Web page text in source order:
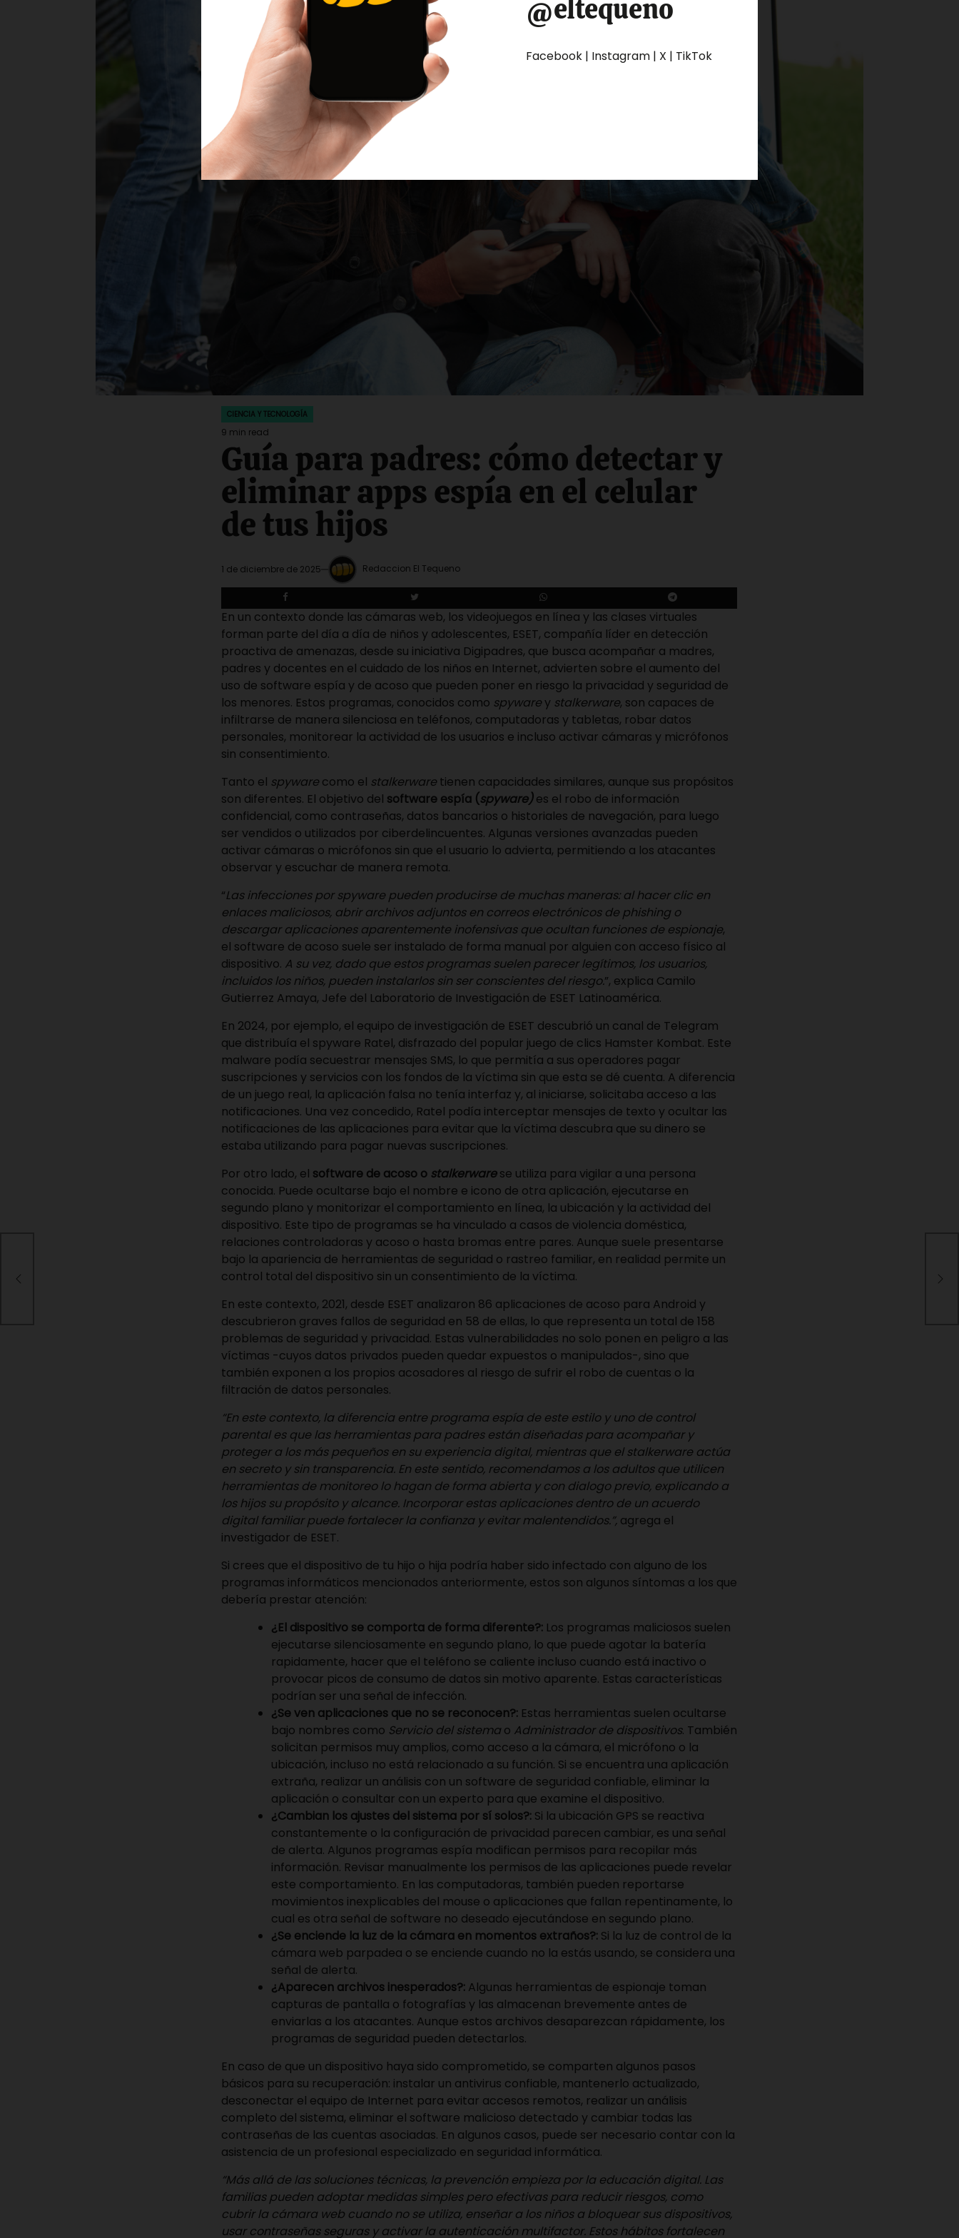
POSTED
IN
CIENCIA Y TECNOLOGÍA
Estimated
read
time
9 min read
Guía para padres: cómo detectar y
eliminar apps espía en el celular
de tus hijos
1 de diciembre de 2025 Redaccion El Tequeno
En un contexto donde las cámaras web, los videojuegos en línea y las clases virtuales
forman parte del día a día de niños y adolescentes, ESET, compañía líder en detección
proactiva de amenazas, desde su iniciativa Digipadres, que busca acompañar a madres,
padres y docentes en el cuidado de los niños en Internet, advierten sobre el aumento del
uso de software espía y de acoso que pueden poner en riesgo la privacidad y seguridad de
los menores. Estos programas, conocidos como spyware y stalkerware, son capaces de
infiltrarse de manera silenciosa en teléfonos, computadoras y tabletas, robar datos
personales, monitorear la actividad de los usuarios e incluso activar cámaras y micrófonos
sin consentimiento.
Tanto el spyware como el stalkerware tienen capacidades similares, aunque sus propósitos
son diferentes. El objetivo del software espía (spyware) es el robo de información
confidencial, como contraseñas, datos bancarios o historiales de navegación, para luego
ser vendidos o utilizados por ciberdelincuentes. Algunas versiones avanzadas pueden
activar cámaras o micrófonos sin que el usuario lo advierta, permitiendo a los atacantes
observar y escuchar de manera remota.
“Las infecciones por spyware pueden producirse de muchas maneras: al hacer clic en
enlaces maliciosos, abrir archivos adjuntos en correos electrónicos de phishing o
descargar aplicaciones aparentemente inofensivas que ocultan funciones de espionaje,
el software de acoso suele ser instalado de forma manual por alguien con acceso físico al
dispositivo. A su vez, dado que estos programas suelen parecer legítimos, los usuarios,
incluidos los niños, pueden instalarlos sin ser conscientes del riesgo.”, explica Camilo
Gutierrez Amaya, Jefe del Laboratorio de Investigación de ESET Latinoamérica.
En 2024, por ejemplo, el equipo de investigación de ESET descubrió un canal de Telegram
que distribuía el spyware Ratel, disfrazado del popular juego de clics Hamster Kombat. Este
malware podía secuestrar mensajes SMS, lo que permitía a sus operadores pagar
suscripciones y servicios con los fondos de la víctima sin que esta se dé cuenta. A diferencia
de un juego real, la aplicación falsa no tenía interfaz y, al iniciarse, solicitaba acceso a las
notificaciones. Una vez concedido, Ratel podía interceptar mensajes de texto y ocultar las
notificaciones de las aplicaciones para evitar que la víctima descubra que su dinero se
estaba utilizando para pagar nuevas suscripciones.
Por otro lado, el software de acoso o stalkerwarese utiliza para vigilar a una persona
conocida. Puede ocultarse bajo el nombre e icono de otra aplicación, ejecutarse en
segundo plano y monitorizar el comportamiento en línea, la ubicación y la actividad del
dispositivo. Este tipo de programas se ha vinculado a casos de violencia doméstica,
relaciones controladoras y acoso o hasta bromas entre pares. Aunque suele presentarse
bajo la apariencia de herramientas de seguridad o rastreo familiar, en realidad permite un
control total del dispositivo sin un consentimiento de la víctima.
En este contexto, 2021, desde ESET analizaron 86 aplicaciones de acoso para Android y
descubrieron graves fallos de seguridad en 58 de ellas, lo que representa un total de 158
problemas de seguridad y privacidad. Estas vulnerabilidades no solo ponen en peligro a las
víctimas -cuyos datos privados pueden quedar expuestos o manipulados-, sino que
también exponen a los propios acosadores al riesgo de sufrir el robo de cuentas o la
filtración de datos personales.
“En este contexto, la diferencia entre programa espía de este estilo y uno de control
parental es que las herramientas para padres están diseñadas para acompañar y
proteger a los más pequeños en su experiencia digital, mientras que el stalkerware actúa
en secreto y sin transparencia. En este sentido, recomendamos a los adultos que utilicen
herramientas de monitoreo lo hagan de forma abierta y con dialogo previo, explicando a
los hijos su propósito y alcance. Incorporar estas aplicaciones dentro de un acuerdo
digital familiar puede fortalecer la confianza y evitar malentendidos.”, agrega el
investigador de ESET.
Si crees que el dispositivo de tu hijo o hija podría haber sido infectado con alguno de los
programas informáticos mencionados anteriormente, estos son algunos síntomas a los que
debería prestar atención:
¿El dispositivo se comporta de forma diferente?: Los programas maliciosos suelen
ejecutarse silenciosamente en segundo plano, lo que puede agotar la batería
rapidamente, hacer que el teléfono se caliente incluso cuando está inactivo o
provocar picos de consumo de datos sin motivo aparente. Estas características
podrían ser una señal de infección.
¿Se ven aplicaciones que no se reconocen?: Estas herramientas suelen ocultarse
bajo nombres como Servicio del sistema o Administrador de dispositivos. También
solicitan permisos muy amplios, como acceso a la cámara, el micrófono o la
ubicación, incluso no está relacionado a su función. Si se encuentra una aplicación
extraña, realizar un análisis con un software de seguridad confiable, eliminar la
aplicación o consultar con un experto para que examine el dispositivo.
¿Cambian los ajustes del sistema por sí solos?: Si la ubicación GPS se reactiva
constantemente o la configuración de privacidad parecen cambiar, es una señal
de alerta. Algunos programas espía modifican permisos para recopilar más
información. Revisar manualmente los permisos de las aplicaciones puede revelar
este comportamiento. En las computadoras, también pueden reportarse
movimientos inexplicables del mouse o aplicaciones que fallan repentinamente, lo
cual es otra señal de software no deseado ejecutándose en segundo plano.
¿Se enciende la luz de la cámara en momentos extraños?: Si la luz de control de la
cámara web parpadea o se enciende cuando no la estás usando, se considera una
señal de alerta.
¿Aparecen archivos inesperados?: Algunas herramientas de espionaje toman
capturas de pantalla o fotografías y las almacenan brevemente antes de
enviarlas a los atacantes. Aunque estos archivos desaparezcan rápidamente, los
programas de seguridad pueden detectarlos.
En caso de que un dispositivo haya sido comprometido, se comparten algunos pasos
básicos para su recuperación: instalar un antivirus confiable, mantenerlo actualizado,
desconectar el equipo de Internet para evitar accesos remotos, realizar un análisis
completo del sistema, eliminar el software malicioso detectado y cambiar todas las
contraseñas de las cuentas asociadas. En algunos casos, puede ser necesario contar con la
asistencia de un profesional especializado en seguridad informática.
“Más allá de las soluciones técnicas, la prevención empieza por la educación digital. Las
familias pueden adoptar medidas simples pero efectivas para reducir riesgos, como
cubrir la cámara web cuando no se utiliza, enseñar a los niños a bloquear sus dispositivos,
usar contraseñas seguras y activar la autenticación multifactor. Estos hábitos fortalecen
@eltequeno
Facebook | Instagram | X | TikTok